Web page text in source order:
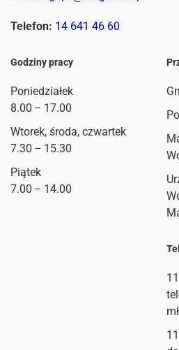
Telefon: 14 641 46 60
Godziny pracy
Poniedziałek
8.00 – 17.00
Wtorek, środa, czwartek
7.30 – 15.30
Piątek
7.00 – 14.00